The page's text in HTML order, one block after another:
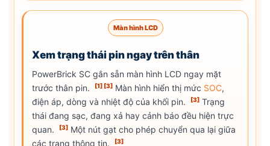
Màn hình LCD
Xem trạng thái pin ngay trên thân
PowerBrick SC gắn sẵn màn hình LCD ngay mặt
trước thân pin.
[1] [3] Màn hình hiển thị mức SOC,
điện áp, dòng và nhiệt độ của khối pin.
[3] Trạng
thái đang sạc, đang xả hay cảnh báo đều hiện trực
quan.
[3] Một nút gạt cho phép chuyển qua lại giữa
các trang thông tin.
[3]